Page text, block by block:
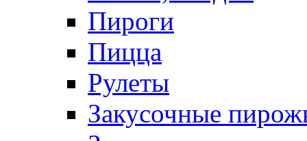
Пироги
Пицца
Рулеты
Закусочные